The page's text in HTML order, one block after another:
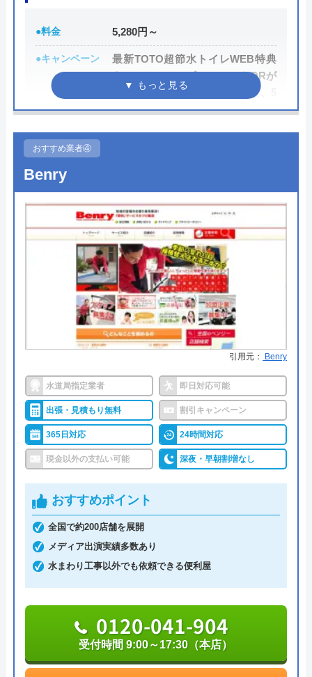
う間に解決。スタッフの方も非常に丁寧で、
安心して任せられました。これでまた快適に
使えます。迅速な対応に心から感謝します！
りますので、相談する際は必ず電話で相談し、その
際には必ず「サイトを見た」と伝えましょう。
公式サイトを見る
まずは電話相談！
0120-221-611
受付時間 24時間 年中無休
ハウスラボホームの基本情報
運営会社 株式会社ハウスラボ
勝島崇裕
創業・設立 2024年11月設立
〒113-0033
東京都文京区本郷5-1-11
対応エリア詳
細
宇佐市のトイレ水漏れ・つまり修理に
駆けつけ対応｜水道局指定業者ハウス
ラボホーム
●料金 5,280円～
●キャンペーン
最新TOTO超節水トイレWEB特典
キャンペーン：ピュアレストQRが
89,800円（標準工事費、処分費、5
年保証付）
●駆けつけ時間 最短30分
●定休日 年中無休
●出張見積もり 出張見積もり無料
●支払い方法 現金、クレジットカード
●累計実績 ―
●保証・保険 ―
詳細は公式HPでご確認ください
「九州水道修理サービス」は、北九州市に本社があ
り、福岡市など九州各地に拠点がある水道業者で
す。専門的な技術を習得したスタッフが多数在籍し
ており、福岡市水道局や北九州市上下水道局などの
指定工事店です。
24時間・365日年中無休で修理依頼を受け付けてお
り、最短30分で駆けつけます。エリア内をサービス
カーが巡回しており、どんな小さなトラブルでも迅
速に、何度でも駆けつけ、常にお客さまの身になっ
て対応しています。
「九州水道修理サービス」では、見積料金や出張料
金、キャンセル料金、基本料金など、作業料金以外
の費用は発生しません。トラブル別の作業料金表が
おすすめ業者④
Benry
引用元： Benry
水道局指定業者 即日対応可能
出張・見積もり無料 割引キャンペーン
365日対応 24時間対応
現金以外の支払い可能 深夜・早朝割増なし
おすすめポイント
全国で約200店舗を展開
メディア出演実績多数あり
水まわり工事以外でも依頼できる便利屋
0120-041-904
受付時間 9:00～17:30（本店）